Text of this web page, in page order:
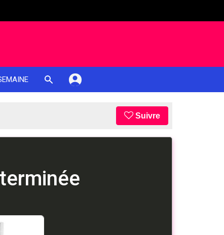
Suivre